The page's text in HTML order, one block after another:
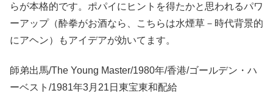
らが本格的です。ポパイにヒントを得たかと思われるパワ
ーアップ（酔拳がお酒なら、こちらは水煙草－時代背景的
にアヘン）もアイデアが効いてます。
師弟出馬/The Young Master/1980年/香港/ゴールデン・ハ
ーベスト/1981年3月21日東宝東和配給